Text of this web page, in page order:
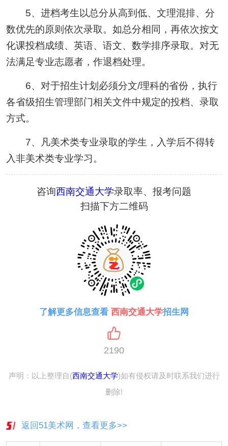
5、进档考生以总分从高到低、文理混排、分
数优先的原则依次录取。如总分相同，再依次按文
化课投档成绩、英语、语文、数学排序录取。对无
法满足专业志愿者，作退档处理。
6、对于招生计划必须分文/理科的省份，执行
各省级招生管理部门相关文件中规定的投档、录取
方式。
7、凡美术类专业录取的学生，入学后不得转
入非美术类专业学习。
咨询西南交通大学录取率、报考问题
扫描下方二维码
了解更多信息查看 西南交通大学招生网
2190
声明：以上整理自(西南交通大学)如有侵权请及时联系我们进行
删除!
返回51美术网，查看更多>>